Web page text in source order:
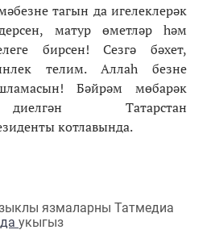
тагын да игелеклерәк
матур өметләр һәм
бирсен! Сезгә бәхет,
телим. Аллаһ безне
Бәйрәм мөбарәк
Татарстан
котлавында.
язмаларны Татмедиа
укыгыз